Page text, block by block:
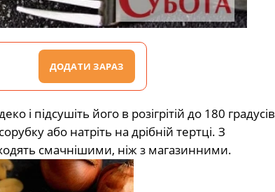
ДОДАТИ ЗАРАЗ
і підсушіть його в розігрітій до 180 градусів
або натріть на дрібній тертці. З
смачнішими, ніж з магазинними.